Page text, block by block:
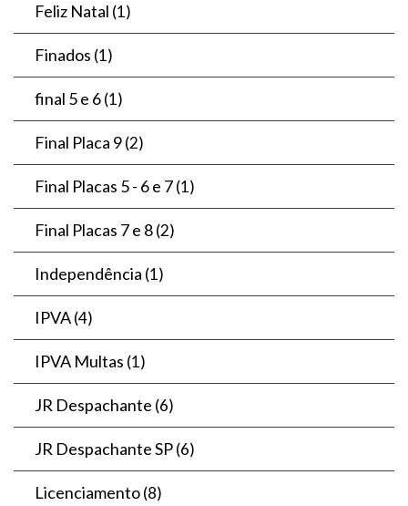
Feliz Natal (1)
Finados (1)
final 5 e 6(1)
Final Placa 9(2)
Final Placas 5 - 6 e 7(1)
Final Placas 7 e 8(2)
Independência (1)
IPVA(4)
IPVA Multas (1)
JR Despachante (6)
JR Despachante SP(6)
Licenciamento(8)